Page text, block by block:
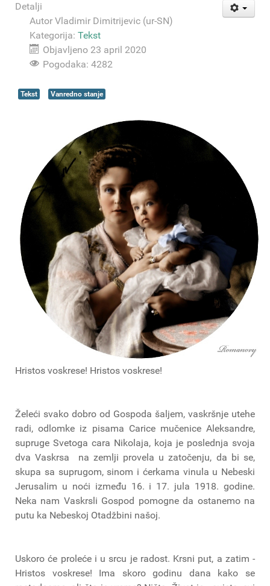
Detalji
Autor Vladimir Dimitrijevic (ur-SN)
Kategorija: Tekst
Objavljeno 23 april 2020
Pogodaka: 4282
Tekst Vanredno stanje
Hristos voskrese! Hristos voskrese!
Želeći svako dobro od Gospoda šaljem, vaskršnje utehe
radi, odlomke iz pisama Carice mučenice Aleksandre,
supruge Svetoga cara Nikolaja, koja je poslednja svoja
dva Vaskrsa na zemlji provela u zatočenju, da bi se,
skupa sa suprugom, sinom i ćerkama vinula u Nebeski
Jerusalim u noći između 16. i 17. jula 1918. godine.
Neka nam Vaskrsli Gospod pomogne da ostanemo na
putu ka Nebeskoj Otadžbini našoj.
Uskoro će proleće i u srcu je radost. Krsni put, a zatim -
Hristos voskrese! Ima skoro godinu dana kako se